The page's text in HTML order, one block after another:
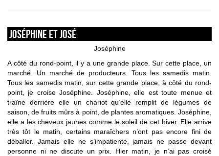
Joséphine et José
Joséphine
A côté du rond-point, il y a une grande place. Sur cette place, un
marché. Un marché de producteurs. Tous les samedis matin.
Tous les samedis matin, sur cette grande place, à côté du rond-
point, je croise Joséphine. Joséphine, elle est toute menue et
traîne derrière elle un chariot qu’elle remplit de légumes de
saison, de fruits mûrs à point, de plantes aromatiques. Joséphine,
elle a les cheveux jaunes comme le soleil de cet hiver. Elle arrive
très tôt le matin, certains maraîchers n’ont pas encore fini de
déballer. Jamais elle ne s’impatiente, jamais ne passe devant
personne ni ne discute un prix. Hier matin, je n’ai pas croisé